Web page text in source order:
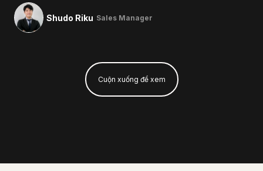
Shudo Riku Sales Manager
Cuộn xuống để xem